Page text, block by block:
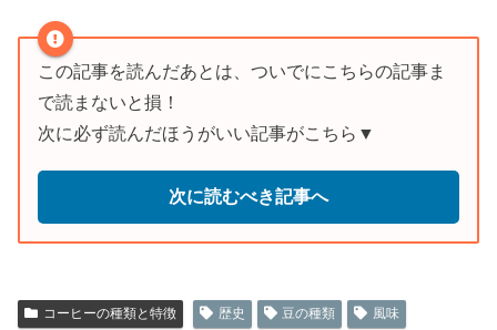
この記事を読んだあとは、ついでにこちらの記事ま
で読まないと損！
次に必ず読んだほうがいい記事がこちら▼
次に読むべき記事へ
コーヒーの種類と特徴 歴史 豆の種類 風味